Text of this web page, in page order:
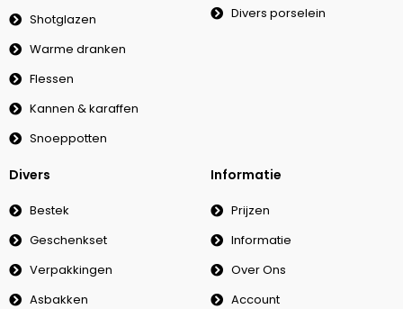
Shotglazen
Warme dranken
Flessen
Kannen & karaffen
Snoeppotten
Divers porselein
Divers
Bestek
Geschenkset
Verpakkingen
Asbakken
Informatie
Prijzen
Informatie
Over Ons
Account